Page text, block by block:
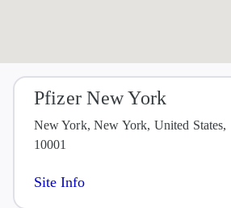
Pfizer New York
New York, New York, United States,
10001
Site Info